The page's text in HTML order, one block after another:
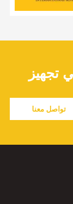
تجهيز
تواصل معنا